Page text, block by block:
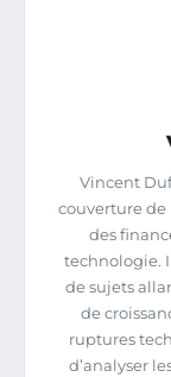
Vincent
couverture de
des
technologie.
de sujets
de
ruptures
d’analyser